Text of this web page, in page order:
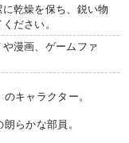
乾燥を保ち、鋭い物
ださい。
漫画、ゲームファ
キャラクター。
らかな部員。